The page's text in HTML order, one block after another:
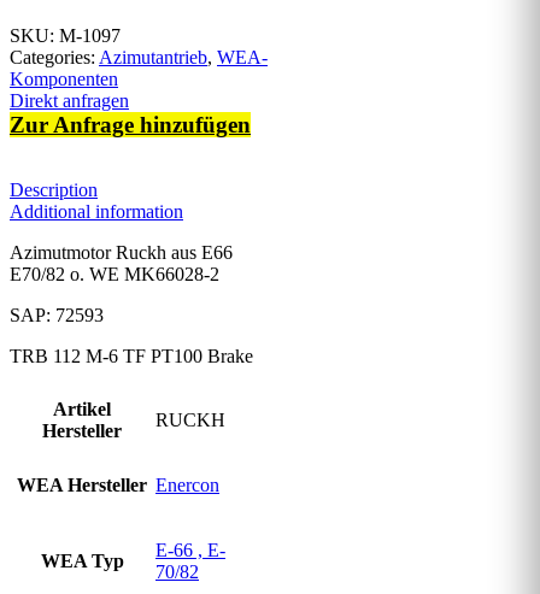
SKU: M-1097
Categories: Azimutantrieb, WEA-
Komponenten
Direkt anfragen
Zur Anfrage hinzufügen
Description
Additional information
Azimutmotor Ruckh aus E66
E70/82 o. WE MK66028-2
SAP: 72593
TRB 112 M-6 TF PT100 Brake
Artikel
Hersteller
RUCKH
WEA Hersteller Enercon
WEA Typ
E-66 , E-
70/82